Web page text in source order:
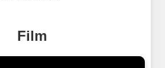
Film